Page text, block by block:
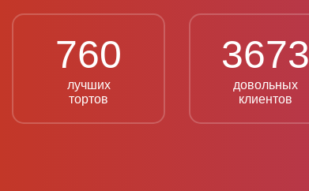
760
лучших
тортов
3673
довольных
клиентов